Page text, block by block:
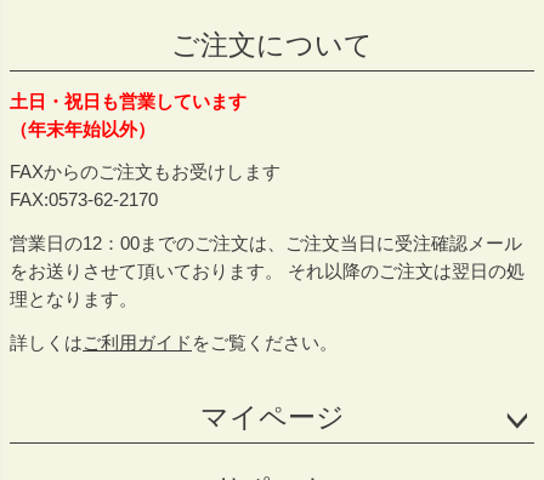
ご注文について
土日・祝日も営業しています
（年末年始以外）
FAXからのご注文もお受けします
FAX:0573-62-2170
営業日の12：00までのご注文は、ご注文当日に受注確認メール
をお送りさせて頂いております。 それ以降のご注文は翌日の処
理となります。
詳しくはご利用ガイド をご覧ください。
マイページ